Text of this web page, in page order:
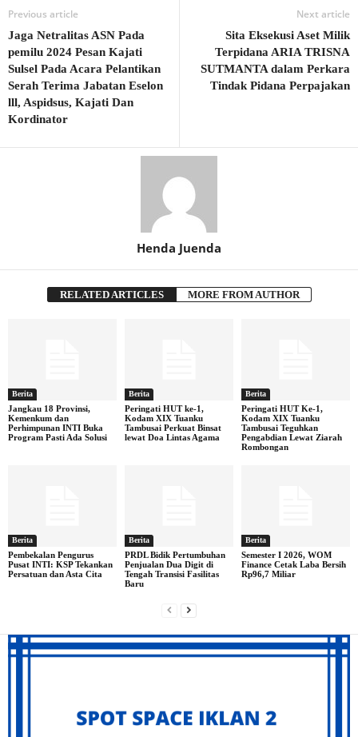
Previous article
Jaga Netralitas ASN Pada
pemilu 2024 Pesan Kajati
Sulsel Pada Acara Pelantikan
Serah Terima Jabatan Eselon
lll, Aspidsus, Kajati Dan
Kordinator
Next article
Sita Eksekusi Aset Milik
Terpidana ARIA TRISNA
SUTMANTA dalam Perkara
Tindak Pidana Perpajakan
Henda Juenda
RELATED ARTICLES MORE FROM AUTHOR
Berita
Jangkau 18 Provinsi,
Kemenkum dan
Perhimpunan INTI Buka
Program Pasti Ada Solusi
Berita
Peringati HUT ke-1,
Kodam XIX Tuanku
Tambusai Perkuat Binsat
lewat Doa Lintas Agama
Berita
Peringati HUT Ke-1,
Kodam XIX Tuanku
Tambusai Teguhkan
Pengabdian Lewat Ziarah
Rombongan
Berita
Pembekalan Pengurus
Pusat INTI: KSP Tekankan
Persatuan dan Asta Cita
Berita
PRDL Bidik Pertumbuhan
Penjualan Dua Digit di
Tengah Transisi Fasilitas
Baru
Berita
Semester I 2026, WOM
Finance Cetak Laba Bersih
Rp96,7 Miliar